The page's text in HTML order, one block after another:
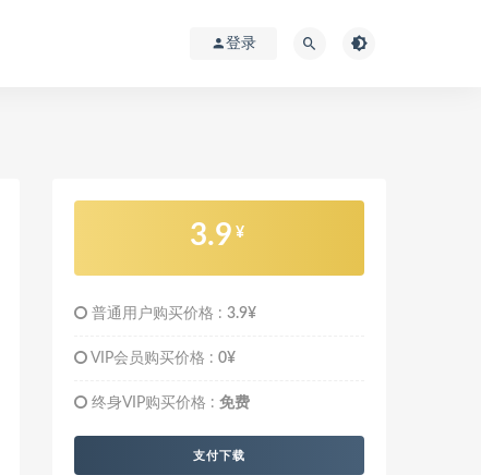
登录
3.9 ¥
普通用户购买价格 : 3.9¥
VIP会员购买价格 : 0¥
终身VIP购买价格 : 免费
支付下载